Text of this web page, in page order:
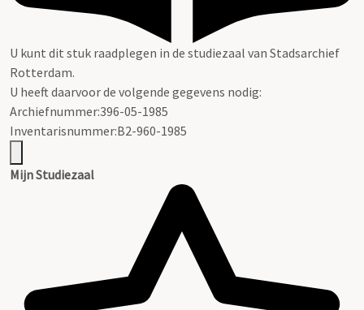
U kunt dit stuk raadplegen in de studiezaal van Stadsarchief
Rotterdam.
U heeft daarvoor de volgende gegevens nodig:
Archiefnummer:396-05-1985
Inventarisnummer:B2-960-1985
Mijn Studiezaal